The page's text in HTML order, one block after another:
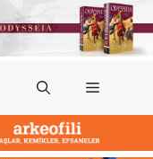
Menü